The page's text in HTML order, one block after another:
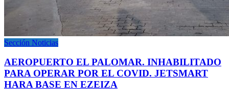
Sección Noticias
AEROPUERTO EL PALOMAR. INHABILITADO
PARA OPERAR POR EL COVID. JETSMART
HARA BASE EN EZEIZA